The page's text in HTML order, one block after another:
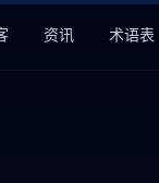
资讯 术语表